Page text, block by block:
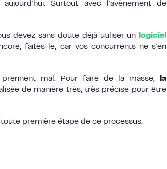
Surtout avec l’avènement de
devez sans doute déjà utiliser un
logiciel
faites-le, car vos concurrents ne s’en
mal. Pour faire de la masse,
la
de manière très, très précise pour être
première étape de ce processus.